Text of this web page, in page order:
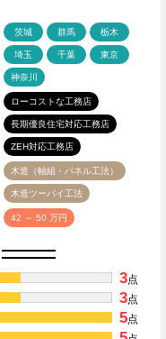
茨城 群馬 栃木
埼玉 千葉 東京
神奈川
ローコストな工務店
長期優良住宅対応工務店
ZEH対応工務店
木造（軸組・パネル工法）
木造ツーバイ工法
42 ～ 50 万円
3点
3点
5点